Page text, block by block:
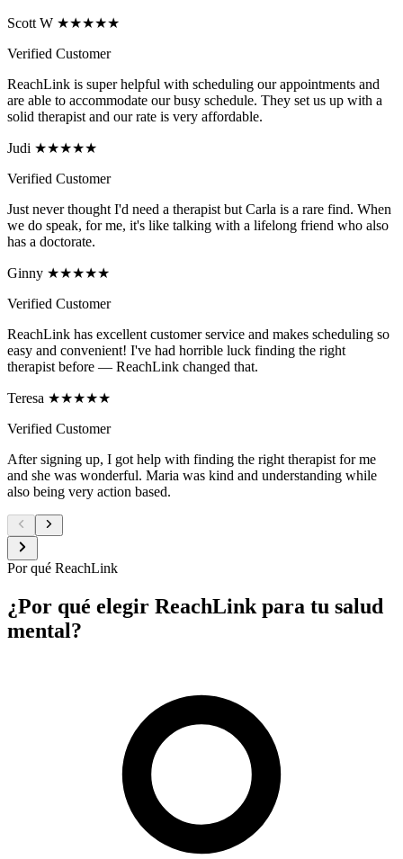
Scott W ★★★★★
Verified Customer
ReachLink is super helpful with scheduling our appointments and
are able to accommodate our busy schedule. They set us up with a
solid therapist and our rate is very affordable.
Judi ★★★★★
Verified Customer
Just never thought I'd need a therapist but Carla is a rare find. When
we do speak, for me, it's like talking with a lifelong friend who also
has a doctorate.
Ginny ★★★★★
Verified Customer
ReachLink has excellent customer service and makes scheduling so
easy and convenient! I've had horrible luck finding the right
therapist before — ReachLink changed that.
Teresa ★★★★★
Verified Customer
After signing up, I got help with finding the right therapist for me
and she was wonderful. Maria was kind and understanding while
also being very action based.
Por qué ReachLink
¿Por qué elegir ReachLink para tu salud
mental?